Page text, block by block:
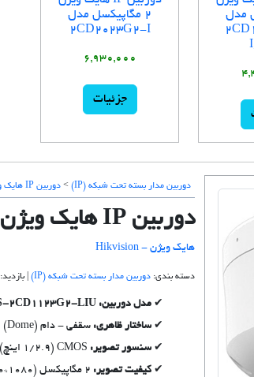
مدل
2 مگاپیکسل مدل
2CD2023G2-I
6,930,000
جزئیات
دوربین مدار بسته تحت شبکه (IP) > دوربین IP هایک ویژن 2 مگاپیکسل مدل 2CD1123G2-LIU
دوربین IP هایک ویژن 2 مگاپیکسل مدل 2CD1123G2-LIU
هایک ویژن - Hikvision
دسته بندی: دوربین مدار بسته تحت شبکه (IP) | بازدید: 118
مدل دوربین: Hikvision DS-2CD1123G2-LIU
ساختار ظاهری: سقفی - دام (Dome)
سنسور تصویر:
کیفیت تصویر: